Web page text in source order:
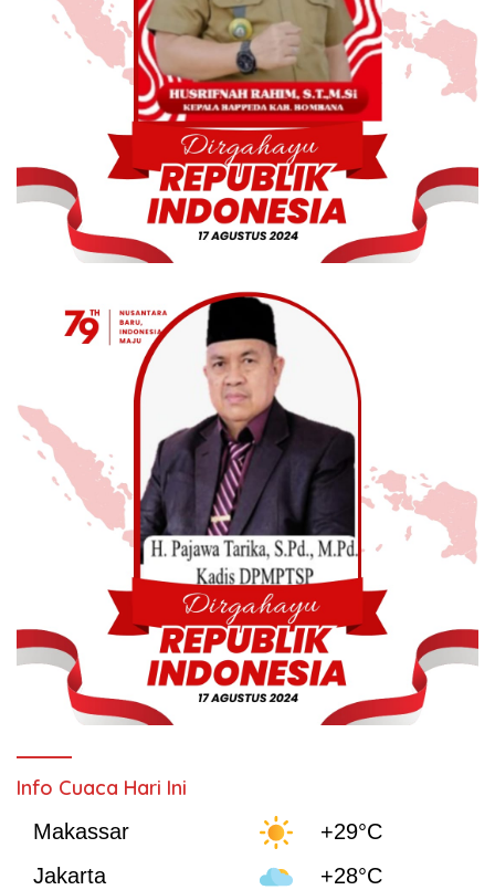
Info Cuaca Hari Ini
Makassar
+29°C
Jakarta
+28°C